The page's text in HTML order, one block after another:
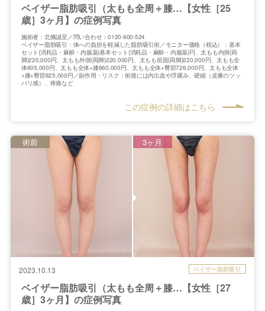
ベイザー脂肪吸引（太もも全周＋膝…【女性［25
歳］3ヶ月】の症例写真
施術者：北條誠至／問い合わせ：0120-900-524
ベイザー脂肪吸引：体への負担を軽減した脂肪吸引術／モニター価格（税込）：基本
セット(消耗品・麻酔・内服薬)基本セット(消耗品・麻酔・内服薬)円、太もも内側(両
脚)220,000円、太もも外側(両脚)220,000円、太もも前面(両脚)220,000円、太もも全
体605,000円、太もも全体+膝660,000円、太もも全体+臀部726,000円、太もも全体
+膝+臀部825,000円／副作用・リスク：術後には内出血や浮腫み、硬縮（皮膚のツッ
パリ感）、疼痛など
この症例の詳細はこちら
2023.10.13 ベイザー脂肪吸引
ベイザー脂肪吸引（太もも全周＋膝…【女性［27
歳］3ヶ月】の症例写真
術前 3ヶ月